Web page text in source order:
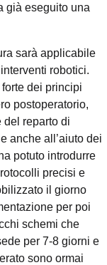
già eseguito una
sarà applicabile
robotici.
dei principi
postoperatorio,
del reparto di
anche all’aiuto dei
potuto introdurre
precisi e
il giorno
per poi
schemi che
per 7-8 giorni e
sono ormai